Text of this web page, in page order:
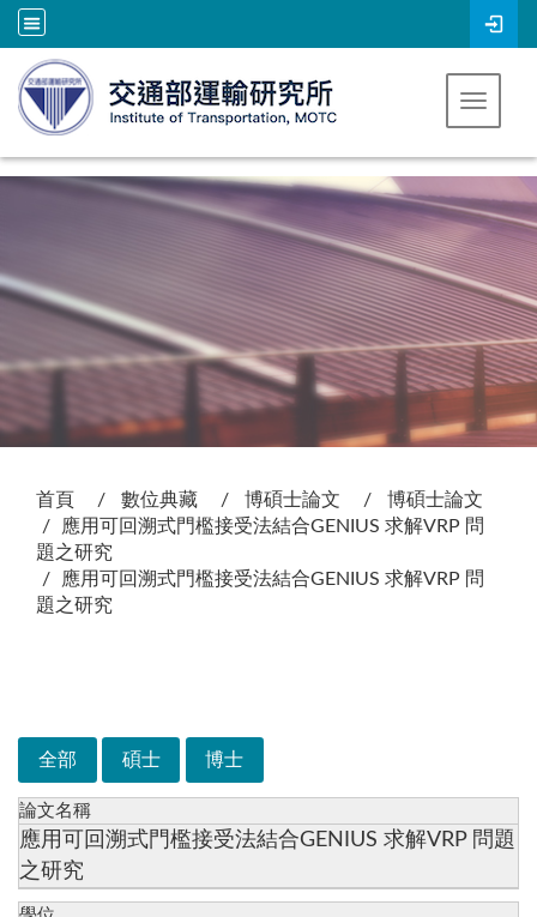
跳到主要內容
Toggle
首頁 數位典藏 博碩士論文
博碩士論文
應用可回溯式門檻接受法結合GENIUS 求解VRP 問
題之研究
應用可回溯式門檻接受法結合GENIUS 求解VRP 問
題之研究
全部 碩士 博士
論文名稱
應用可回溯式門檻接受法結合GENIUS 求解VRP 問題
之研究